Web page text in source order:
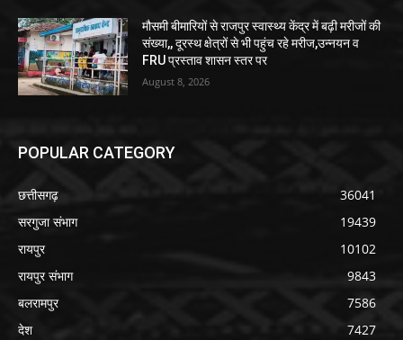
मौसमी बीमारियों से राजपुर स्वास्थ्य केंद्र में बढ़ी मरीजों की
संख्या,, दूरस्थ क्षेत्रों से भी पहुंच रहे मरीज,उन्नयन व
FRU प्रस्ताव शासन स्तर पर
August 8, 2026
POPULAR CATEGORY
छत्तीसगढ़
36041
सरगुजा संभाग
19439
रायपुर
10102
रायपुर संभाग
9843
बलरामपुर
7586
देश
7427